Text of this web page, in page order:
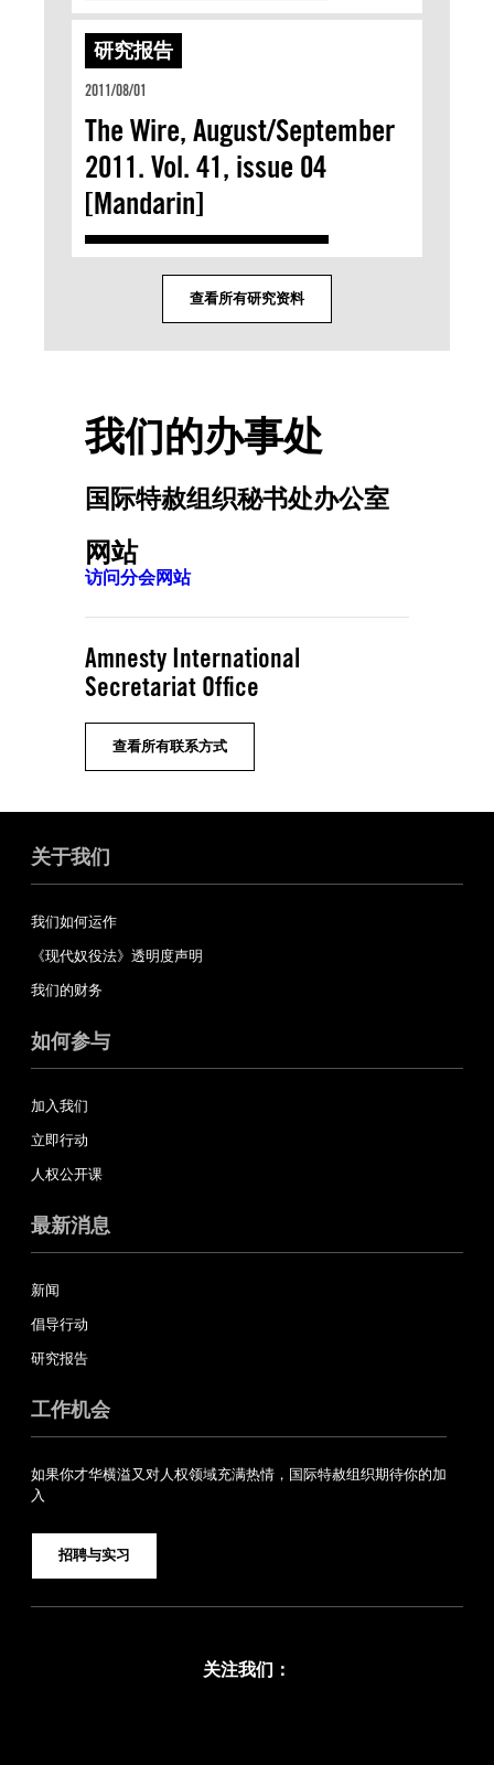
研究报告
2011/08/01
The Wire, August/September
2011. Vol. 41, issue 04
[Mandarin]
查看所有研究资料
我们的办事处
国际特赦组织秘书处办公室
网站
访问分会网站
Amnesty International
Secretariat Office
查看所有联系方式
关于我们
我们如何运作
《现代奴役法》透明度声明
我们的财务
如何参与
加入我们
立即行动
人权公开课
最新消息
新闻
倡导行动
研究报告
工作机会
如果你才华横溢又对人权领域充满热情，国际特赦组织期待你的加
入
招聘与实习
关注我们：